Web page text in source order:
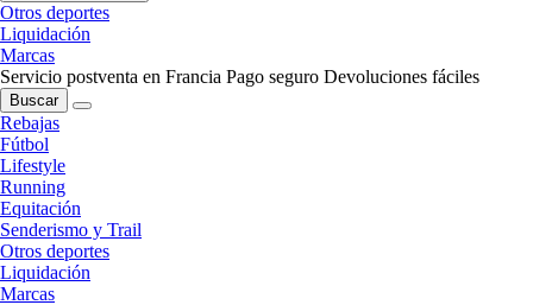
Otros deportes
Liquidación
Marcas
Servicio postventa en Francia Pago seguro Devoluciones fáciles
Buscar
Rebajas
Fútbol
Lifestyle
Running
Equitación
Senderismo y Trail
Otros deportes
Liquidación
Marcas